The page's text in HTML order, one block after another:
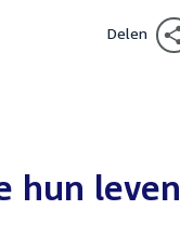
Delen
hun leven